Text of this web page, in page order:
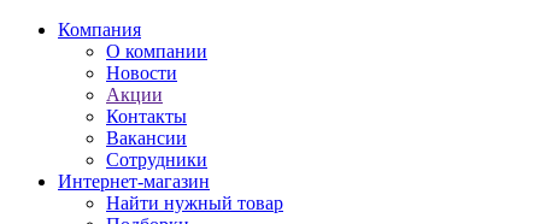
Компания
О компании
Новости
Акции
Контакты
Вакансии
Сотрудники
Интернет-магазин
Найти нужный товар